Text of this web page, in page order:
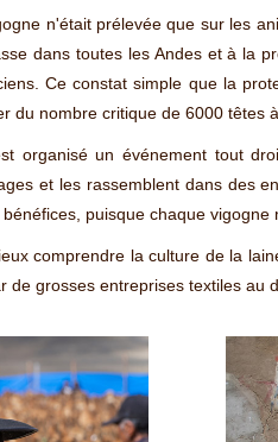
n'était prélevée que sur les
dans toutes les Andes et à la
Ce constat simple que la
du nombre critique de 6000 têtes
organisé un événement tout
et les rassemblent dans des
puisque chaque
comprendre la culture de la
de grosses entreprises textiles au